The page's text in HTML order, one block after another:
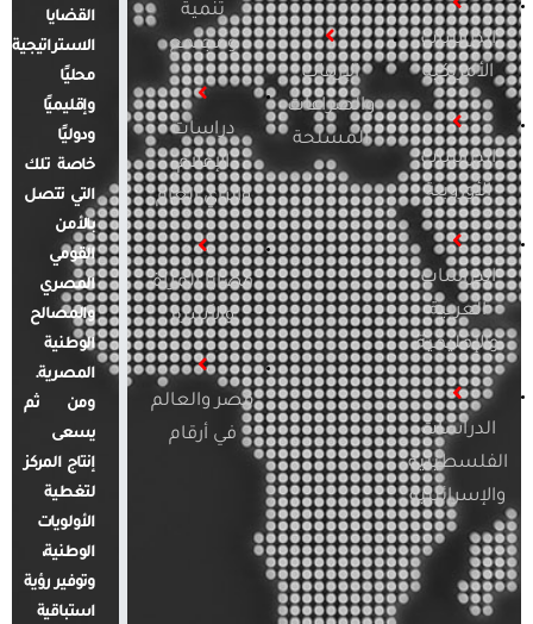
الدراسات
الأمريكية
الدراسات
الأوروبية
الدراسات
العربية
والإقليمية
الدراسات
الفلسطينية
والإسرائيلية
الإرهاب
والصراعات
المسلحة
تنمية
ومجتمع
دراسات
الإعلام
والرأي العام
قضايا المرأة
والأسرة
مصر والعالم
في أرقام
القضايا
الاستراتيجية
محليًا
وإقليميًا
ودوليًا
خاصة تلك
التي تتصل
بالأمن
القومي
المصري
والمصالح
الوطنية
المصرية.
ومن ثم
يسعى
إنتاج المركز
لتغطية
الأولويات
الوطنية،
وتوفير رؤية
استباقية